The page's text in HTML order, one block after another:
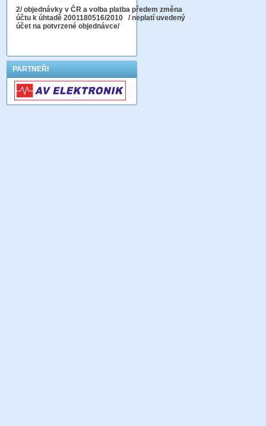
2/ objednávky v ČR a volba platba předem změna
účtu k úhtadě 2001180516/2010 / neplatí uvedený
účet na potvrzené objednávce/
PARTNEŘI